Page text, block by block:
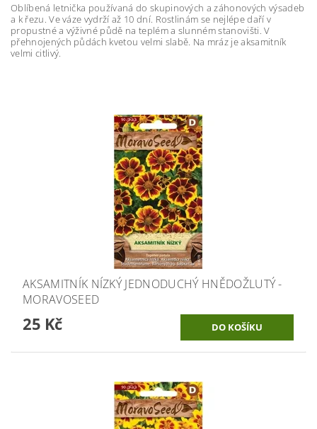
Oblíbená letnička používaná do skupinových a záhonových výsadeb
a k řezu. Ve váze vydrží až 10 dní. Rostlinám se nejlépe daří v
propustné a výživné půdě na teplém a slunném stanovišti. V
přehnojených půdách kvetou velmi slabě. Na mráz je aksamitník
velmi citlivý.
AKSAMITNÍK NÍZKÝ JEDNODUCHÝ HNĚDOŽLUTÝ -
MORAVOSEED
25 Kč